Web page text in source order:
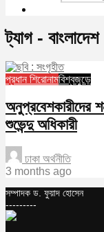
ট্যাগ - বাংলাদেশ
প্রধান শিরোনামবিশ্বজুড়ে
অনুপ্রবেশকারীদের
শুভেন্দু অধিকারী
ঢাকা অর্থনীতি
3 months ago
সম্পাদক ড. ফুয়াদ হোসেন
---------